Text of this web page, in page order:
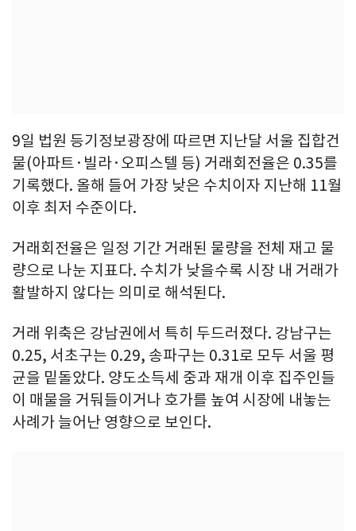
9일 법원 등기정보광장에 따르면 지난달 서울 집합건
물(아파트·빌라·오피스텔 등) 거래회전율은 0.35를
기록했다. 올해 들어 가장 낮은 수치이자 지난해 11월
이후 최저 수준이다.
거래회전율은 일정 기간 거래된 물량을 전체 재고 물
량으로 나눈 지표다. 수치가 낮을수록 시장 내 거래가
활발하지 않다는 의미로 해석된다.
거래 위축은 강남권에서 특히 두드러졌다. 강남구는
0.25, 서초구는 0.29, 송파구는 0.31로 모두 서울 평
균을 밑돌았다. 양도소득세 중과 재개 이후 집주인들
이 매물을 거둬들이거나 호가를 높여 시장에 내놓는
사례가 늘어난 영향으로 보인다.